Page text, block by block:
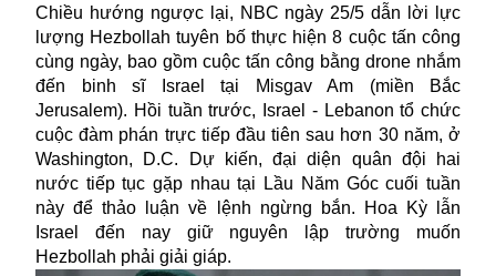
Chiều hướng ngược lại, NBC ngày 25/5 dẫn lời lực
lượng Hezbollah tuyên bố thực hiện 8 cuộc tấn công
cùng ngày, bao gồm cuộc tấn công bằng drone nhắm
đến binh sĩ Israel tại Misgav Am (miền Bắc
Jerusalem). Hồi tuần trước, Israel - Lebanon tổ chức
cuộc đàm phán trực tiếp đầu tiên sau hơn 30 năm, ở
Washington, D.C. Dự kiến, đại diện quân đội hai
nước tiếp tục gặp nhau tại Lầu Năm Góc cuối tuần
này để thảo luận về lệnh ngừng bắn. Hoa Kỳ lẫn
Israel đến nay giữ nguyên lập trường muốn
Hezbollah phải giải giáp.